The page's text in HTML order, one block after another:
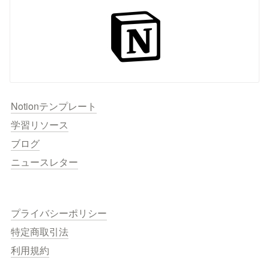
Notionテンプレート
学習リソース
ブログ
ニュースレター
プライバシーポリシー
特定商取引法
利用規約